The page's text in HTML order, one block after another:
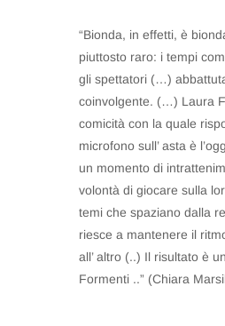
“Bionda, in effetti, è
piuttosto raro: i tempi
gli spettatori (…)
coinvolgente. (…) Laura
comicità con la quale
microfono sull’ asta è
un momento di
volontà di giocare sulla
temi che spaziano dalla
riesce a mantenere il
all’ altro (..) Il risultato è
Formenti ..” (Chiara